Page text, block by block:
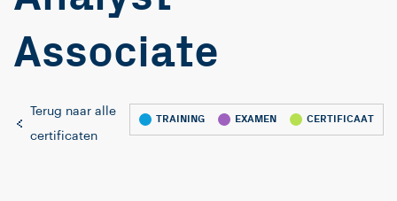
Associate
Terug naar alle
certificaten
TRAINING EXAMEN CERTIFICAAT